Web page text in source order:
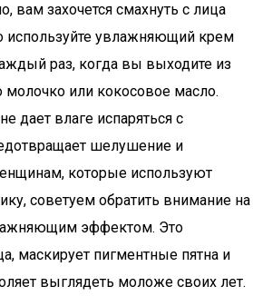
вам захочется смахнуть с лица
используйте увлажняющий крем
раз, когда вы выходите из
молочко или кокосовое масло.
дает влаге испаряться с
шелушение и
которые используют
советуем обратить внимание на
эффектом. Это
маскирует пигментные пятна и
выглядеть моложе своих лет.